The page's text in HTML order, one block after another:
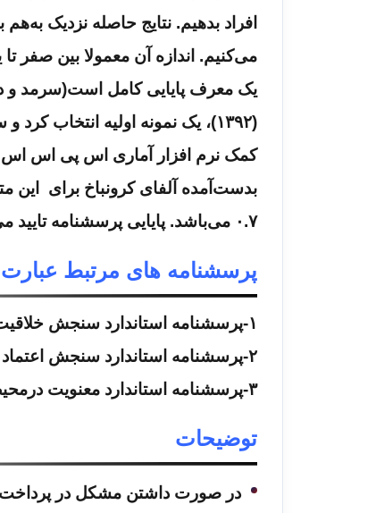
افراد بدهیم. نتایج حاصله نزدیک
می‌کنیم. اندازه آن معمولا بین صفر
یک معرف پایایی کامل است(سرمد و
(۱۳۹۲)، یک نمونه اولیه انتخاب
کمک نرم افزار آماری اس پی اس اس
۰.۷ می‌باشد. پایایی پرسشنامه تایید می‌­شود.
پرسشنامه های مرتبط عبارت
۱- پرسشنامه استاندارد سنجش
۲- پرسشنامه استاندارد سنجش اعتماد
۳- پرسشنامه استاندارد معنویت
توضیحات
در صورت داشتن مشکل در پرداخت و